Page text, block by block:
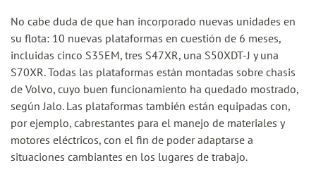
No cabe duda de que han incorporado nuevas unidades en
su flota: 10 nuevas plataformas en cuestión de 6 meses,
incluidas cinco S35EM, tres S47XR, una S50XDT-J y una
S70XR. Todas las plataformas están montadas sobre chasis
de Volvo, cuyo buen funcionamiento ha quedado mostrado,
según Jalo. Las plataformas también están equipadas con,
por ejemplo, cabrestantes para el manejo de materiales y
motores eléctricos, con el fin de poder adaptarse a
situaciones cambiantes en los lugares de trabajo.